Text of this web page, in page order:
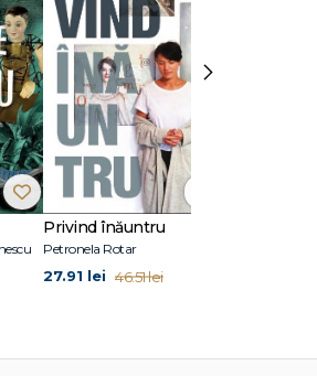
Privind înăuntru
Petronela Rotar
27.91 lei 46.51 lei
›